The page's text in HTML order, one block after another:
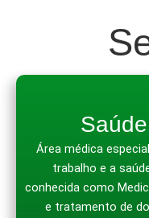
Área médica
trabalho e a
conhecida como
e tratamento de